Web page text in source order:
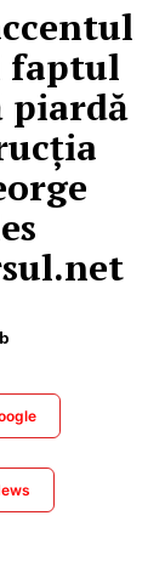
faptul
piardă